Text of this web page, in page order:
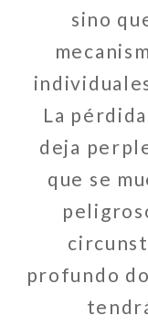
sino
La
deja
que se
profundo